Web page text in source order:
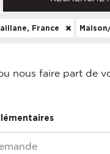
France
nous faire part de